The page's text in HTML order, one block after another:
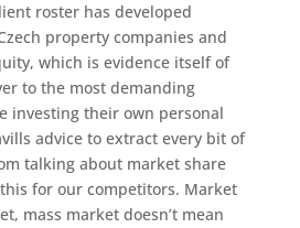
roster has developed
property companies and
which is evidence itself of
to the most demanding
investing their own personal
advice to extract every bit of
talking about market share
for our competitors. Market
mass market doesn’t mean